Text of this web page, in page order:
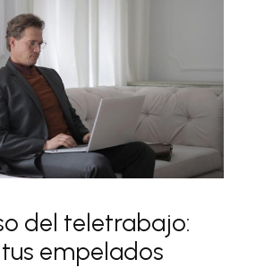
del teletrabajo:
empelados